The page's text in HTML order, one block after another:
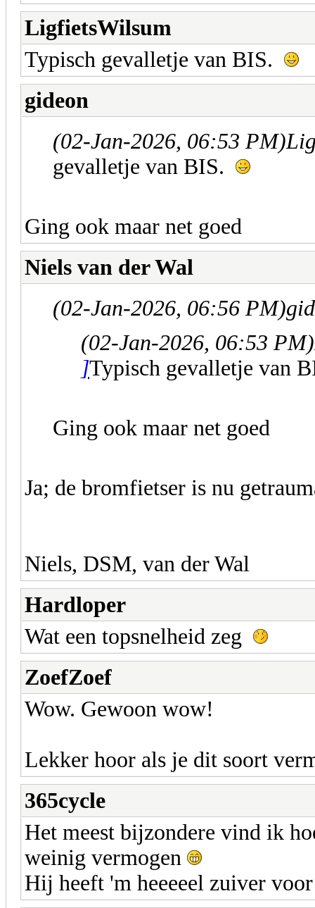
LigfietsWilsum
Typisch gevalletje van BIS.
gideon
(02-Jan-2026, 06:53 PM)
gevalletje van BIS.
Ging ook maar net goed
Niels van der Wal
(02-Jan-2026, 06:56 PM)
(02-Jan-2026, 06:53 PM)
]Typisch gevalletje van
Ging ook maar net goed
Ja; de bromfietser is nu
Niels, DSM, van der Wal
Hardloper
Wat een topsnelheid zeg
ZoefZoef
Wow. Gewoon wow!
Lekker hoor als je dit soort
365cycle
Het meest bijzondere vind ik
weinig vermogen
Hij heeft 'm heeeeel zuiver